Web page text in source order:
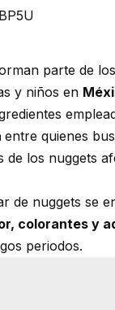
parte de
y niños en
entre quienes
de los nuggets
de nuggets se
colorantes y
periodos.